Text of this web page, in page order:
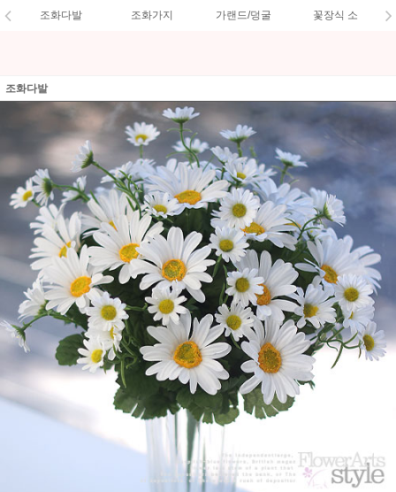
조화다발 조화가지 가랜드/덩굴 꽃장식 소
조화다발